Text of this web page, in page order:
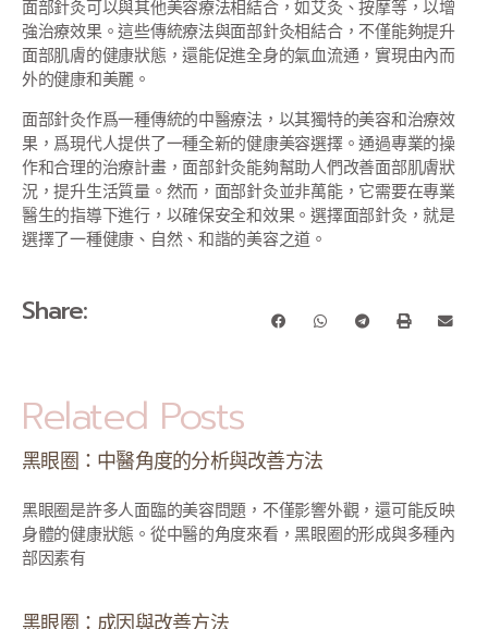
面部針灸可以與其他美容療法相結合，如艾灸、按摩等，以增
強治療效果。這些傳統療法與面部針灸相結合，不僅能夠提升
面部肌膚的健康狀態，還能促進全身的氣血流通，實現由內而
外的健康和美麗。
面部針灸作爲一種傳統的中醫療法，以其獨特的美容和治療效
果，爲現代人提供了一種全新的健康美容選擇。通過專業的操
作和合理的治療計畫，面部針灸能夠幫助人們改善面部肌膚狀
況，提升生活質量。然而，面部針灸並非萬能，它需要在專業
醫生的指導下進行，以確保安全和效果。選擇面部針灸，就是
選擇了一種健康、自然、和諧的美容之道。
Share:
Related Posts
黑眼圈：中醫角度的分析與改善方法
黑眼圈是許多人面臨的美容問題，不僅影響外觀，還可能反映
身體的健康狀態。從中醫的角度來看，黑眼圈的形成與多種內
部因素有